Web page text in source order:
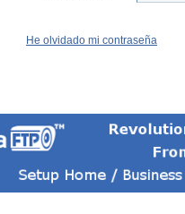
He olvidado mi contraseña